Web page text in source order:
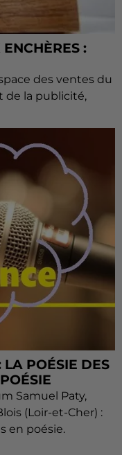
:
des ventes du
de la publicité,
LA POÉSIE DES
Samuel Paty,
(Loir-et-Cher) :
en poésie.